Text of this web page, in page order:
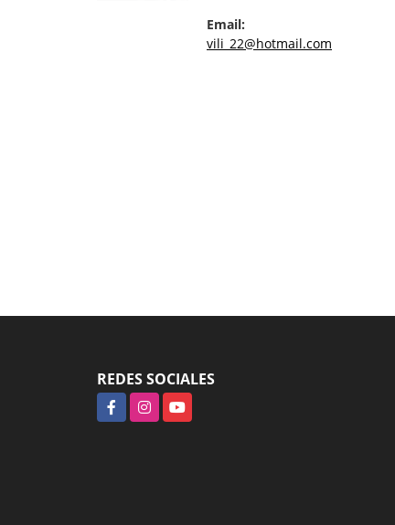
Email:
vili_22@hotmail.com
REDES SOCIALES
FacebookInstagramYouTube